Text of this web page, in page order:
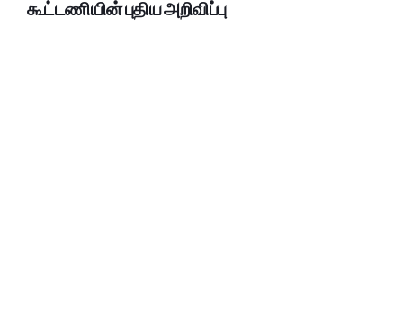
கூட்டணியின் புதிய அறிவிப்பு